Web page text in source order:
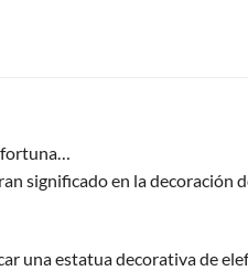
fortuna…
significado en la
una estatua decorativa de